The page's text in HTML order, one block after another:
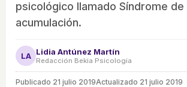
psicológico llamado Síndrome de
acumulación.
LA Lidia Antúnez Martín
Redacción Bekia Psicología
Publicado 21 julio 2019Actualizado 21 julio 2019